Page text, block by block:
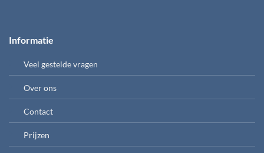
Informatie
Veel gestelde vragen
Over ons
Contact
Prijzen